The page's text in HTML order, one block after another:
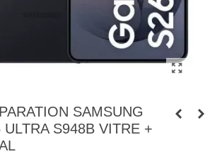
SAMSUNG
S948B VITRE +